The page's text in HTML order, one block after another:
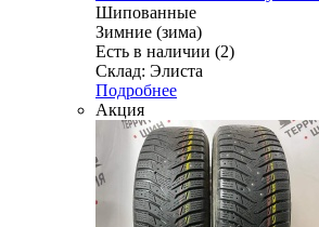
Шипованные
Зимние (зима)
Есть в наличии (2)
Склад: Элиста
Подробнее
Акция